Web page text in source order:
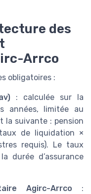
des
Arrco
obligatoires :
: calculée sur la
années, limitée au
la suivante : pension
de liquidation ×
requis). Le taux
durée d’assurance
Agirc-Arrco :